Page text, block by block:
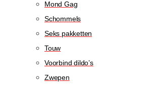
Mond Gag
Schommels
Seks pakketten
Touw
Voorbind dildo’s
Zwepen